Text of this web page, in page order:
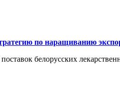
по наращиванию
белорусских